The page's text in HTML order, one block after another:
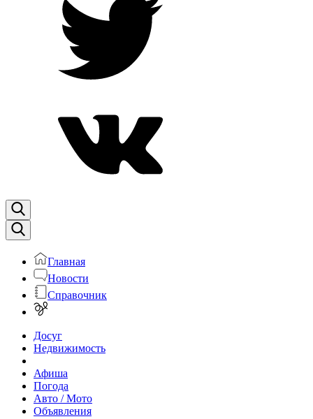
Главная
Новости
Справочник
Досуг
Недвижимость
Афиша
Погода
Авто / Мото
Объявления